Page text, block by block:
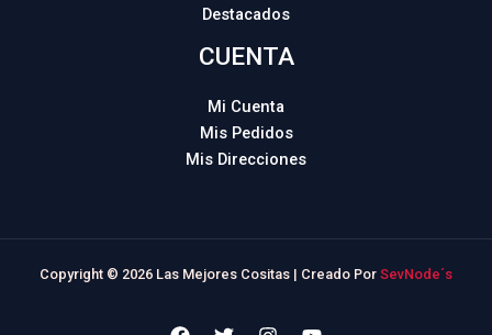
Destacados
CUENTA
Mi Cuenta
Mis Pedidos
Mis Direcciones
Copyright © 2026 Las Mejores Cositas | Creado Por SevNode´s